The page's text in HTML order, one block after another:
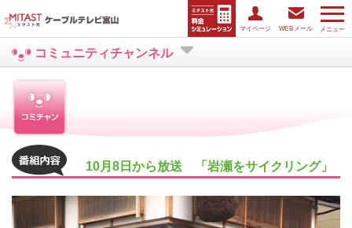
メニュー
マイページ WEBメール
コミュニティチャンネル
10月8日から放送 「岩瀬をサイクリング」